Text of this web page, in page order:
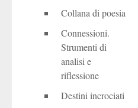
Collana di poesia
Connessioni.
Strumenti di
analisi e
riflessione
Destini incrociati